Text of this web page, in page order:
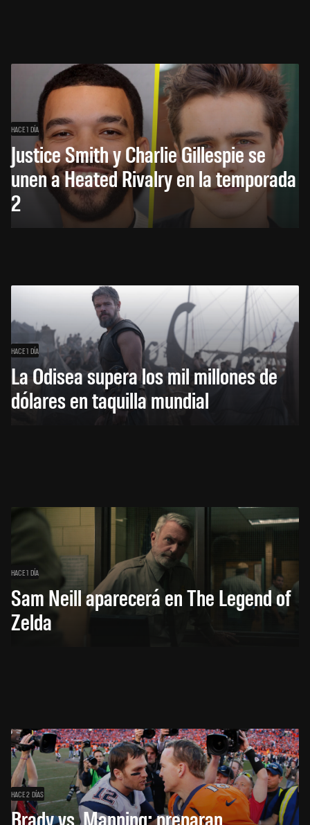
HACE 1 DÍA
Justice Smith y Charlie Gillespie se
unen a Heated Rivalry en la temporada
2
HACE 1 DÍA
La Odisea supera los mil millones de
dólares en taquilla mundial
HACE 1 DÍA
Sam Neill aparecerá en The Legend of
Zelda
HACE 2 DÍAS
Brady vs. Manning: preparan